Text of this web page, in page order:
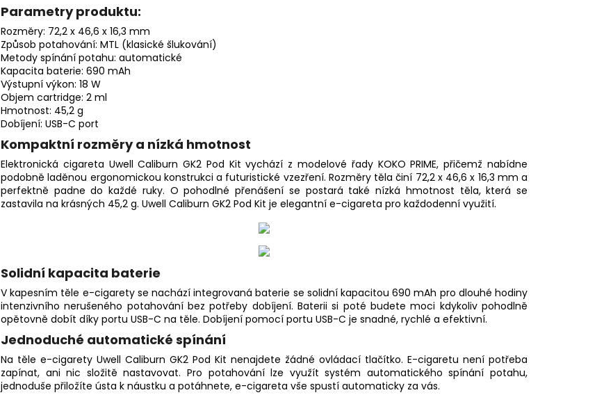
Parametry produktu:
Rozměry: 72,2 x 46,6 x 16,3 mm
Způsob potahování: MTL (klasické šlukování)
Metody spínání potahu: automatické
Kapacita baterie: 690 mAh
Výstupní výkon: 18 W
Objem cartridge: 2 ml
Hmotnost: 45,2 g
Dobíjení: USB-C port
Kompaktní rozměry a nízká hmotnost
Elektronická cigareta Uwell Caliburn GK2 Pod Kit vychází z modelové řady KOKO PRIME, přičemž nabídne
podobně laděnou ergonomickou konstrukci a futuristické vzezření. Rozměry těla činí 72,2 x 46,6 x 16,3 mm a
perfektně padne do každé ruky. O pohodlné přenášení se postará také nízká hmotnost těla, která se
zastavila na krásných 45,2 g. Uwell Caliburn GK2 Pod Kit je elegantní e-cigareta pro každodenní využití.
Solidní kapacita baterie
V kapesním těle e-cigarety se nachází integrovaná baterie se solidní kapacitou 690 mAh pro dlouhé hodiny
intenzivního nerušeného potahování bez potřeby dobíjení. Baterii si poté budete moci kdykoliv pohodlně
opětovně dobít díky portu USB-C na těle. Dobíjení pomocí portu USB-C je snadné, rychlé a efektivní.
Jednoduché automatické spínání
Na těle e-cigarety Uwell Caliburn GK2 Pod Kit nenajdete žádné ovládací tlačítko. E-cigaretu není potřeba
zapínat, ani nic složitě nastavovat. Pro potahování lze využít systém automatického spínání potahu,
jednoduše přiložíte ústa k náustku a potáhnete, e-cigareta vše spustí automaticky za vás.